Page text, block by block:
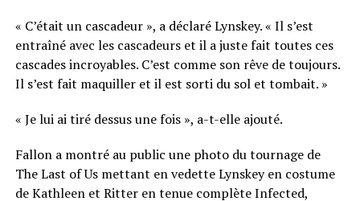
« C’était un cascadeur », a déclaré Lynskey. « Il s’est
entraîné avec les cascadeurs et il a juste fait toutes ces
cascades incroyables. C’est comme son rêve de toujours.
Il s’est fait maquiller et il est sorti du sol et tombait. »
« Je lui ai tiré dessus une fois », a-t-elle ajouté.
Fallon a montré au public une photo du tournage de
The Last of Us mettant en vedette Lynskey en costume
de Kathleen et Ritter en tenue complète Infected,